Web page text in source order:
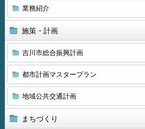
業務紹介
施策・計画
吉川市総合振興計画
都市計画マスタープラン
地域公共交通計画
まちづくり